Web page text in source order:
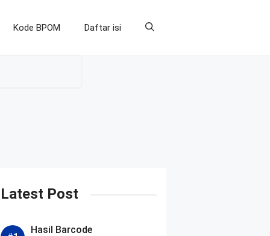
Kode BPOM Daftar isi
Latest Post
Hasil Barcode